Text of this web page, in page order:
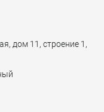
дом 11, строение 1,